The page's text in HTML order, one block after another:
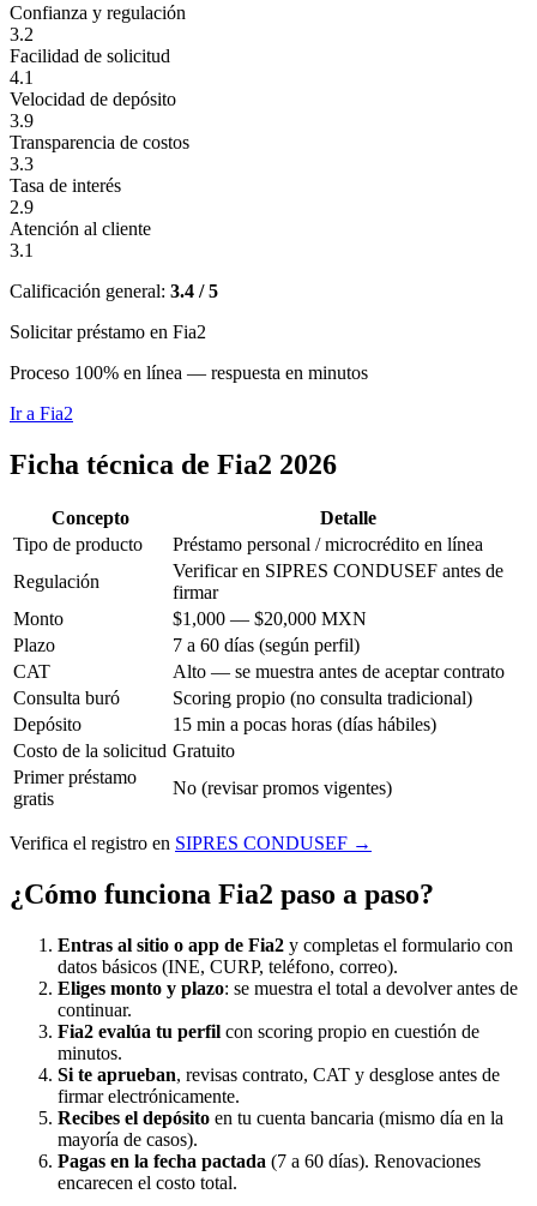
Confianza y regulación
3.2
Facilidad de solicitud
4.1
Velocidad de depósito
3.9
Transparencia de costos
3.3
Tasa de interés
2.9
Atención al cliente
3.1
Calificación general: 3.4 / 5
Solicitar préstamo en Fia2
Proceso 100% en línea — respuesta en minutos
Ir a Fia2
Ficha técnica de Fia2 2026
Concepto
Detalle
Tipo de producto
Préstamo personal / microcrédito en línea
Regulación
Verificar en SIPRES CONDUSEF antes de
firmar
Monto
$1,000 — $20,000 MXN
Plazo
7 a 60 días (según perfil)
CAT
Alto — se muestra antes de aceptar contrato
Consulta buró
Scoring propio (no consulta tradicional)
Depósito
15 min a pocas horas (días hábiles)
Costo de la solicitud Gratuito
Primer préstamo
gratis
No (revisar promos vigentes)
Verifica el registro en SIPRES CONDUSEF →
¿Cómo funciona Fia2 paso a paso?
Entras al sitio o app de Fia2 y completas el formulario con
datos básicos (INE, CURP, teléfono, correo).
Eliges monto y plazo: se muestra el total a devolver antes de
continuar.
Fia2 evalúa tu perfil con scoring propio en cuestión de
minutos.
Si te aprueban, revisas contrato, CAT y desglose antes de
firmar electrónicamente.
Recibes el depósito en tu cuenta bancaria (mismo día en la
mayoría de casos).
Pagas en la fecha pactada (7 a 60 días). Renovaciones
encarecen el costo total.